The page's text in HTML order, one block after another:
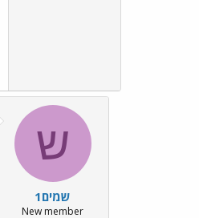
ש
שמים1
New member